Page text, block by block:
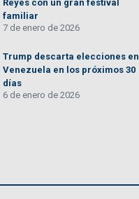
Reyes con un gran festival
familiar
7 de enero de 2026
Trump descarta elecciones en
Venezuela en los próximos 30
días
6 de enero de 2026